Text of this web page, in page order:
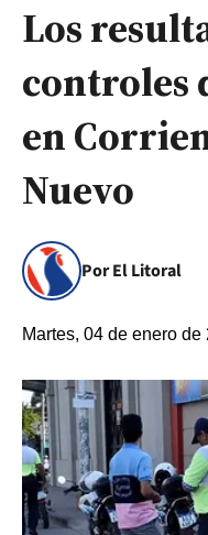
Los
controles
en
Nuevo
Por El Litoral
Martes, 04 de enero